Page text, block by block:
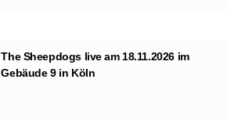
The Sheepdogs live am 18.11.2026 im
Gebäude 9 in Köln